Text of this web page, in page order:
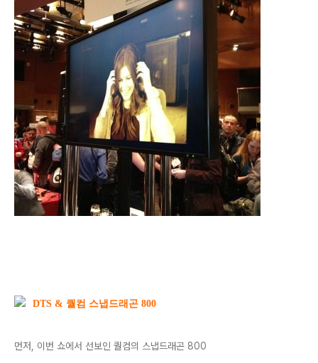
DTS & 퀄컴 스냅드래곤 800
먼저, 이번 쇼에서 선보인 퀄컴의 스냅드래곤 800